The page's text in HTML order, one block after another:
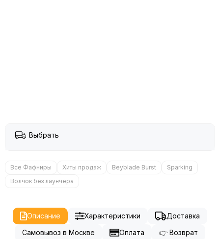
Выбрать
Все Фафниры Хиты продаж Beyblade Burst
Sparking
Волчок без лаунчера
Описание Характеристики
Доставка
Самовывоз в Москве
Оплата
👉 Возврат